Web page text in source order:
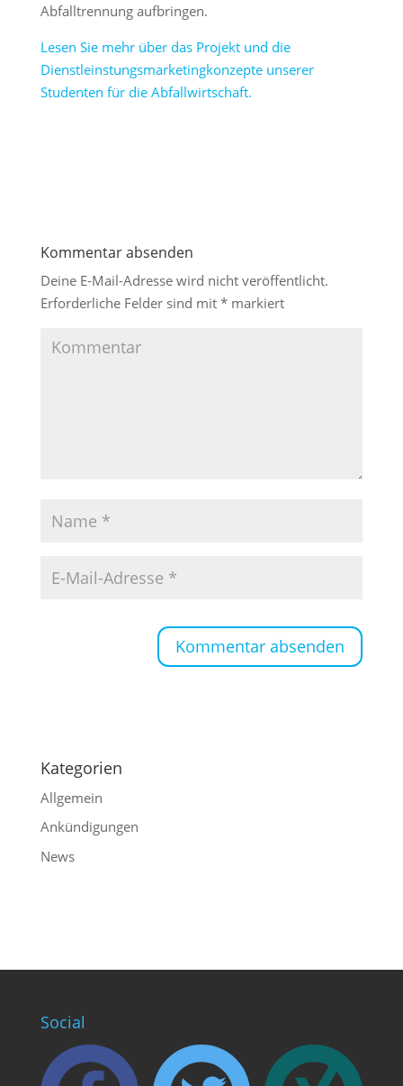
Abfalltrennung aufbringen.
Lesen Sie mehr über das Projekt und die
Dienstleinstungsmarketingkonzepte unserer
Studenten für die Abfallwirtschaft.
Kommentar absenden
Deine E-Mail-Adresse wird nicht veröffentlicht.
Erforderliche Felder sind mit *markiert
Kategorien
Allgemein
Ankündigungen
News
Social